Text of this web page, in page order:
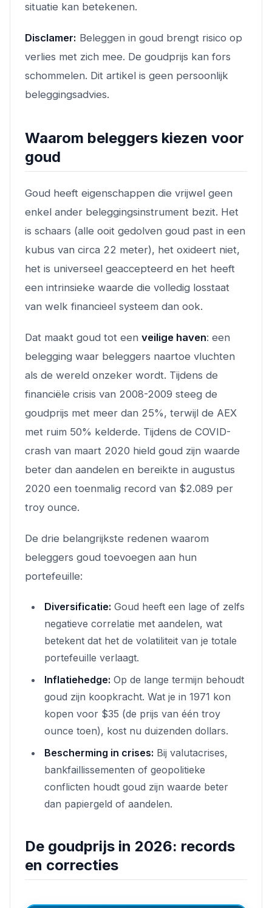
situatie kan betekenen.
Disclamer: Beleggen in goud brengt risico op
verlies met zich mee. De goudprijs kan fors
schommelen. Dit artikel is geen persoonlijk
beleggingsadvies.
Waarom beleggers kiezen voor
goud
Goud heeft eigenschappen die vrijwel geen
enkel ander beleggingsinstrument bezit. Het
is schaars (alle ooit gedolven goud past in een
kubus van circa 22 meter), het oxideert niet,
het is universeel geaccepteerd en het heeft
een intrinsieke waarde die volledig losstaat
van welk financieel systeem dan ook.
Dat maakt goud tot een veilige haven: een
belegging waar beleggers naartoe vluchten
als de wereld onzeker wordt. Tijdens de
financiële crisis van 2008-2009 steeg de
goudprijs met meer dan 25%, terwijl de AEX
met ruim 50% kelderde. Tijdens de COVID-
crash van maart 2020 hield goud zijn waarde
beter dan aandelen en bereikte in augustus
2020 een toenmalig record van $2.089 per
troy ounce.
De drie belangrijkste redenen waarom
beleggers goud toevoegen aan hun
portefeuille:
Diversificatie: Goud heeft een lage of zelfs
negatieve correlatie met aandelen, wat
betekent dat het de volatiliteit van je totale
portefeuille verlaagt.
Inflatiehedge: Op de lange termijn behoudt
goud zijn koopkracht. Wat je in 1971 kon
kopen voor $35 (de prijs van één troy
ounce toen), kost nu duizenden dollars.
Bescherming in crises: Bij valutacrises,
bankfaillissementen of geopolitieke
conflicten houdt goud zijn waarde beter
dan papiergeld of aandelen.
De goudprijs in 2026: records
en correcties